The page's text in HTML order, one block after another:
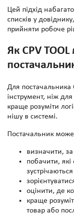
Цей підхід
списків у
прийняти робоче
Як CPV
Для
інструмент, ніж
краще розуміти
нішу в системі.
Постачальник
визначити,
побачити,
оцінити, де
краще
товар або